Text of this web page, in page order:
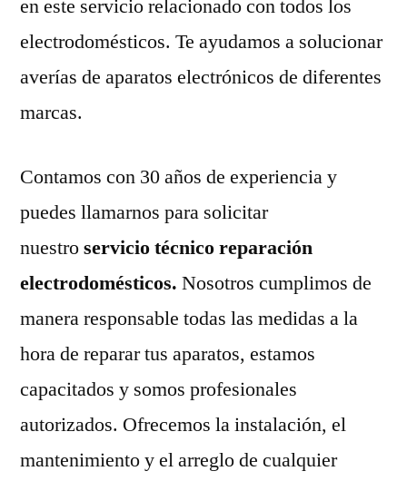
en este servicio relacionado con todos los
electrodomésticos. Te ayudamos a solucionar
averías de aparatos electrónicos de diferentes
marcas.
Contamos con 30 años de experiencia y
puedes llamarnos para solicitar
nuestroservicio técnico reparación
electrodomésticos. Nosotros cumplimos de
manera responsable todas las medidas a la
hora de reparar tus aparatos, estamos
capacitados y somos profesionales
autorizados. Ofrecemos la instalación, el
mantenimiento y el arreglo de cualquier